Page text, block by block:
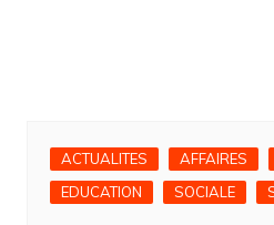
ACTUALITES AFFAIRES
EDUCATION
SOCIALE